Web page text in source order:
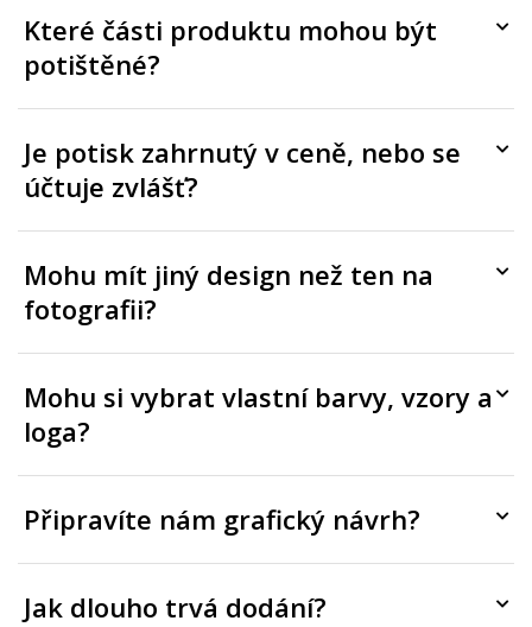
Které části produktu mohou být
potištěné?
Je potisk zahrnutý v ceně, nebo se
účtuje zvlášť?
Mohu mít jiný design než ten na
fotografii?
Mohu si vybrat vlastní barvy, vzory a
loga?
Připravíte nám grafický návrh?
Jak dlouho trvá dodání?